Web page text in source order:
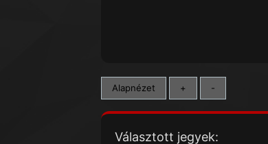
Alapnézet + -
Választott jegyek: